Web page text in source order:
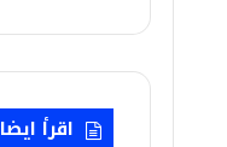
اقرأ ايضا